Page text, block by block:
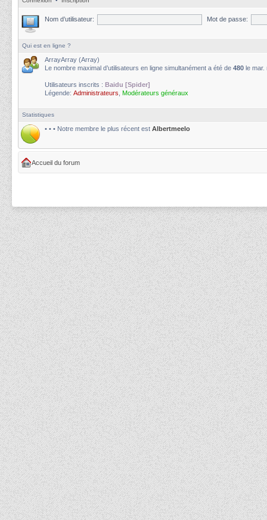
Nom d’utilisateur: Mot de passe:
Qui est en ligne ?
ArrayArray (Array)
Le nombre maximal d’utilisateurs en ligne simultanément a été de 480 le mar.
Utilisateurs inscrits : Baidu [Spider]
Légende: Administrateurs Modérateurs généraux
Statistiques
• • • Notre membre le plus récent est Albertmeelo
Accueil du forum